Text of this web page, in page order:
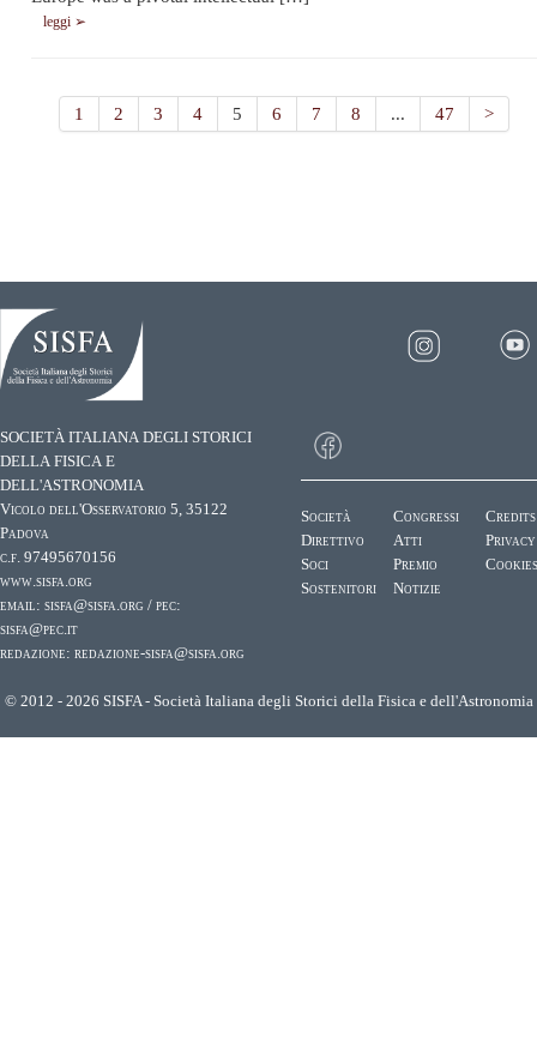
leggi ➢
1 2 3 4 5 6 7 8 ... 47 >
SOCIETÀ ITALIANA DEGLI STORICI
DELLA FISICA E
DELL'ASTRONOMIA
Vicolo dell'Osservatorio 5, 35122
Padova
c.f. 97495670156
www.sisfa.org
email: sisfa@sisfa.org / pec:
sisfa@pec.it
redazione: redazione-sisfa@sisfa.org
Società
Direttivo
Soci
Sostenitori
Congressi
Atti
Premio
Notizie
Credits
Privacy
© 2012 - 2026 SISFA - Società Italiana degli Storici della Fisica e dell'Astronomia